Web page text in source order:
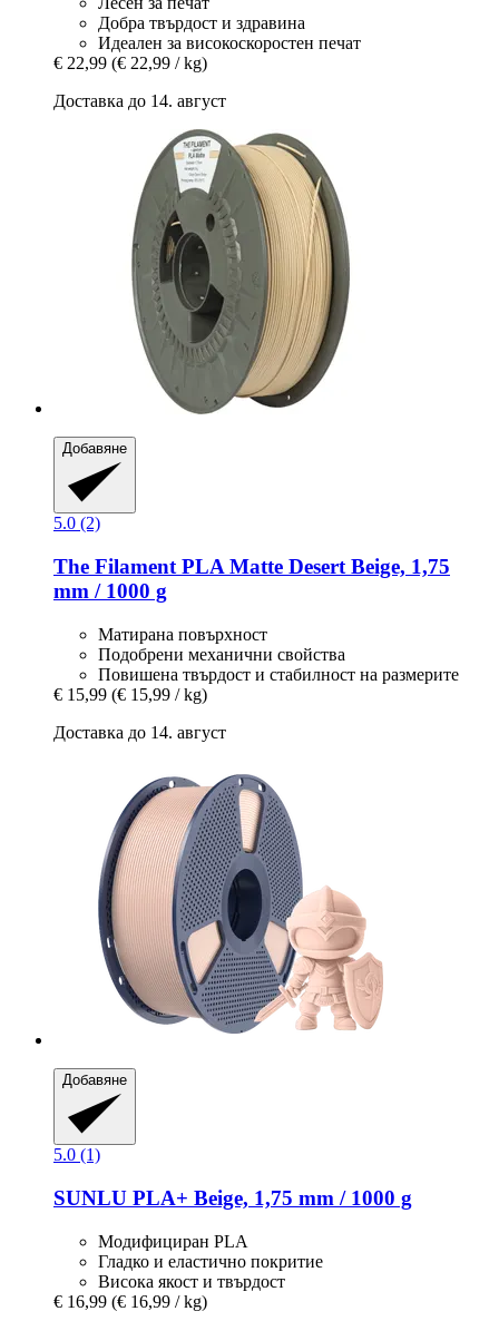
Добра твърдост и здравина
Идеален за високоскоростен печат
€ 22,99 (€ 22,99 / kg)
Доставка до 14. август
Добавяне
5.0 (2)
The Filament PLA Matte Desert Beige, 1,75
mm / 1000 g
Матирана повърхност
Подобрени механични свойства
Повишена твърдост и стабилност на размерите
€ 15,99 (€ 15,99 / kg)
Доставка до 14. август
Добавяне
5.0 (1)
SUNLU PLA+ Beige, 1,75 mm / 1000 g
Модифициран PLA
Гладко и еластично покритие
Висока якост и твърдост
€ 16,99 (€ 16,99 / kg)